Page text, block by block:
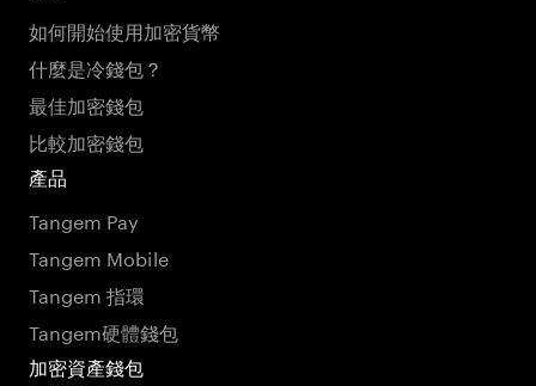
如何開始使用加密貨幣
什麼是冷錢包？
最佳加密錢包
比較加密錢包
產品
Tangem Pay
Tangem Mobile
Tangem 指環
Tangem硬體錢包
加密資產錢包